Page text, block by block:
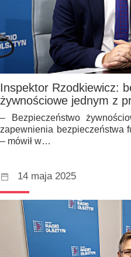
Inspektor Rzodkiewicz:
żywnościowe jednym z
– Bezpieczeństwo
zapewnienia bezpieczeństwa
– mówił w…
14 maja 2025